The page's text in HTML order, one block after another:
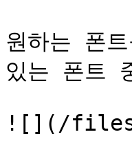
원하는 폰
있는 폰트
![](/files/-